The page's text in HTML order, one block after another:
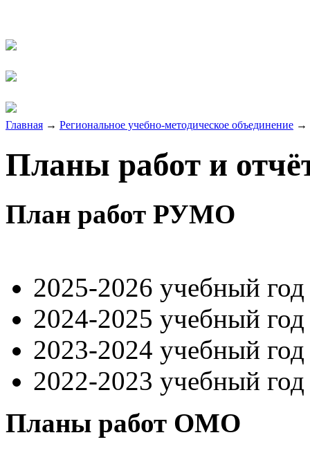
Главная → Региональное учебно-методическое объединение →
Планы работ и
План работ РУМО
2025-2026 учебный
2024-2025 учебный
2023-2024 учебный
2022-2023 учебный
Планы работ ОМО